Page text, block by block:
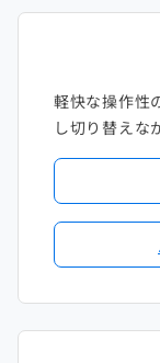
軽快な操作性
し切り替えな